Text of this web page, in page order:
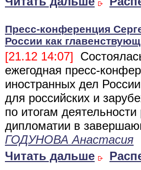
Пресс-конференция
России как
[21.12 14:07]
ежегодная пресс-
иностранных дел
для российских и
по итогам деятельности
дипломатии в
ГОДУНОВА Анастасия
Читать дальше